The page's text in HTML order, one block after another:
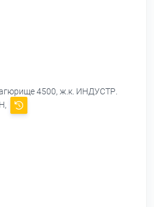
4500, ж.к. ИНДУСТР.